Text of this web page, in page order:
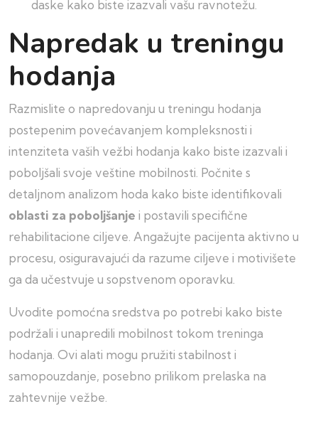
daske kako biste izazvali vašu ravnotežu.
Napredak u treningu
hodanja
Razmislite o napredovanju u treningu hodanja
postepenim povećavanjem kompleksnosti i
intenziteta vaših vežbi hodanja kako biste izazvali i
poboljšali svoje veštine mobilnosti. Počnite s
detaljnom analizom hoda kako biste identifikovali
oblasti za poboljšanje i postavili specifične
rehabilitacione ciljeve. Angažujte pacijenta aktivno u
procesu, osiguravajući da razume ciljeve i motivišete
ga da učestvuje u sopstvenom oporavku.
Uvodite pomoćna sredstva po potrebi kako biste
podržali i unapredili mobilnost tokom treninga
hodanja. Ovi alati mogu pružiti stabilnost i
samopouzdanje, posebno prilikom prelaska na
zahtevnije vežbe.